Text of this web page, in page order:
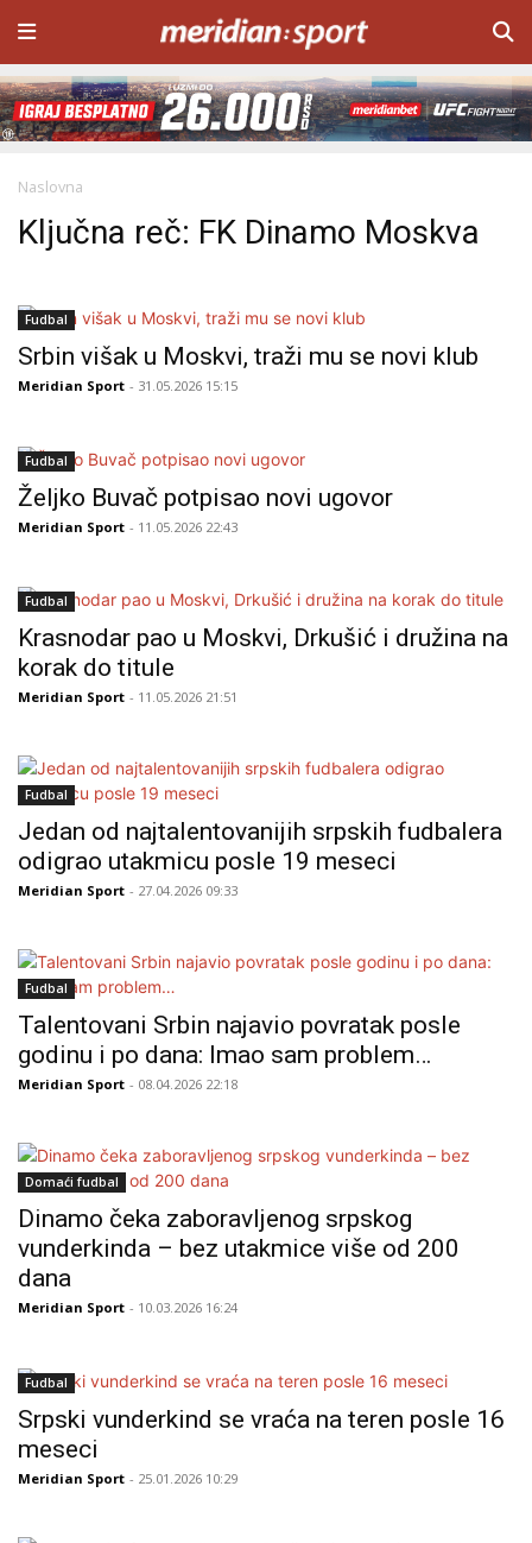
Naslovna
Ključna reč: FK Dinamo Moskva
Fudbal
Srbin višak u Moskvi, traži mu se novi klub
Meridian Sport - 31.05.2026 15:15
Fudbal
Željko Buvač potpisao novi ugovor
Meridian Sport - 11.05.2026 22:43
Fudbal
Krasnodar pao u Moskvi, Drkušić i družina na
korak do titule
Meridian Sport - 11.05.2026 21:51
Fudbal
Jedan od najtalentovanijih srpskih fudbalera
odigrao utakmicu posle 19 meseci
Meridian Sport - 27.04.2026 09:33
Fudbal
Talentovani Srbin najavio povratak posle
godinu i po dana: Imao sam problem…
Meridian Sport - 08.04.2026 22:18
Domaći fudbal
Dinamo čeka zaboravljenog srpskog
vunderkinda – bez utakmice više od 200
dana
Meridian Sport - 10.03.2026 16:24
Fudbal
Srpski vunderkind se vraća na teren posle 16
meseci
Meridian Sport - 25.01.2026 10:29